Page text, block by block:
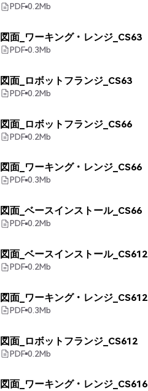
PDF 0.2Mb
図面_ワーキング・レンジ_CS63
PDF 0.3Mb
図面_ロボットフランジ_CS63
PDF 0.2Mb
図面_ロボットフランジ_CS66
PDF 0.2Mb
図面_ワーキング・レンジ_CS66
PDF 0.3Mb
図面_ベースインストール_CS66
PDF 0.2Mb
図面_ベースインストール_CS612
PDF 0.2Mb
図面_ワーキング・レンジ_CS612
PDF 0.3Mb
図面_ロボットフランジ_CS612
PDF 0.2Mb
図面_ワーキング・レンジ_CS616